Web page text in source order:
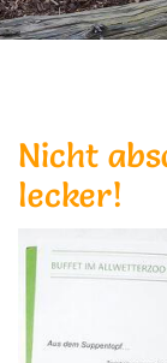
Nicht
lecker!